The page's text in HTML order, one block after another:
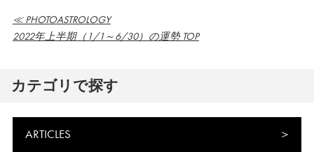
≪ PHOTOASTROLOGY
2022年上半期（1/1～6/30）の運勢 TOP
カテゴリで探す
ARTICLES